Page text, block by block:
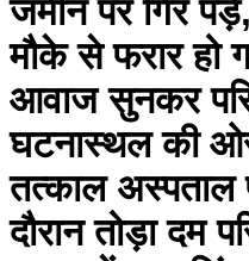
जमीन पर गिर
मौके से फरार हो
आवाज सुनकर
घटनास्थल की
तत्काल अस्पताल
दौरान तोड़ा दम